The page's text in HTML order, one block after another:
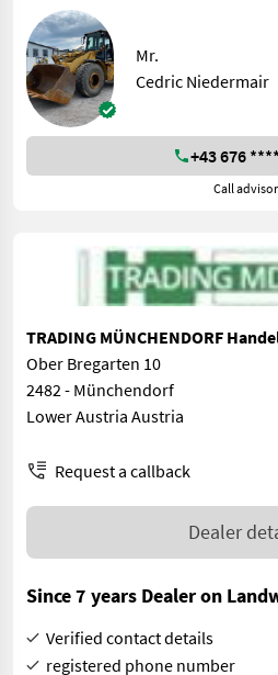
Mr.
Cedric Niedermair
+43 676
Call advisor
TRADING MÜNCHENDORF
Ober Bregarten 10
2482 - Münchendorf
Lower Austria Austria
Request a callback
Dealer
Since 7 years Dealer on
Verified contact details
registered phone number